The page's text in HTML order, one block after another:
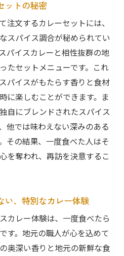
パイスカレー旅
とアクセス情報
レーの楽しみ方
めする穴場スポット
めぐる一日観光プラン
めのマナーと心得
ットの秘密
注文するカレーセットには、
スパイス調合が秘められてい
パイスカレーと相性抜群の地
たセットメニューです。これ
パイスがもたらす香りと食材
に楽しむことができます。ま
自にブレンドされたスパイス
他では味わえない深みのある
その結果、一度食べた人はそ
を奪われ、再訪を決意するこ
い、特別なカレー体験
カレー体験は、一度食べたら
す。地元の職人が心を込めて
奥深い香りと地元の新鮮な食